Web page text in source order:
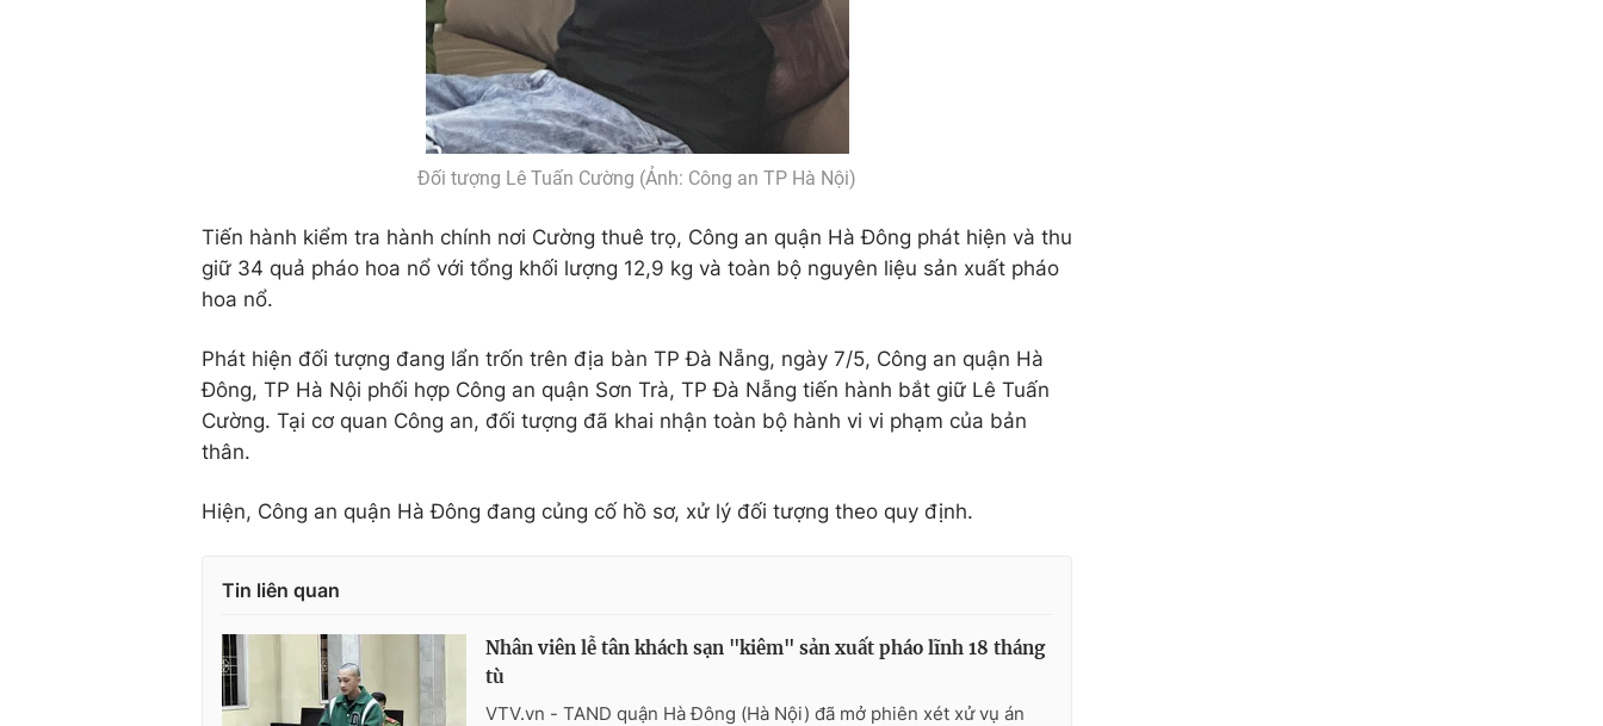
Đối tượng Lê Tuấn Cường (Ảnh: Công an TP Hà Nội)
Tiến hành kiểm tra hành chính nơi Cường thuê trọ, Công an quận Hà Đông phát hiện và thu
giữ 34 quả pháo hoa nổ với tổng khối lượng 12,9 kg và toàn bộ nguyên liệu sản xuất pháo
hoa nổ.
Phát hiện đối tượng đang lẩn trốn trên địa bàn TP Đà Nẵng, ngày 7/5, Công an quận Hà
Đông, TP Hà Nội phối hợp Công an quận Sơn Trà, TP Đà Nẵng tiến hành bắt giữ Lê Tuấn
Cường. Tại cơ quan Công an, đối tượng đã khai nhận toàn bộ hành vi vi phạm của bản
thân.
Hiện, Công an quận Hà Đông đang củng cố hồ sơ, xử lý đối tượng theo quy định.
Tin liên quan
Nhân viên lễ tân khách sạn "kiêm" sản xuất pháo lĩnh 18 tháng
tù
VTV.vn - TAND quận Hà Đông (Hà Nội) đã mở phiên xét xử vụ án